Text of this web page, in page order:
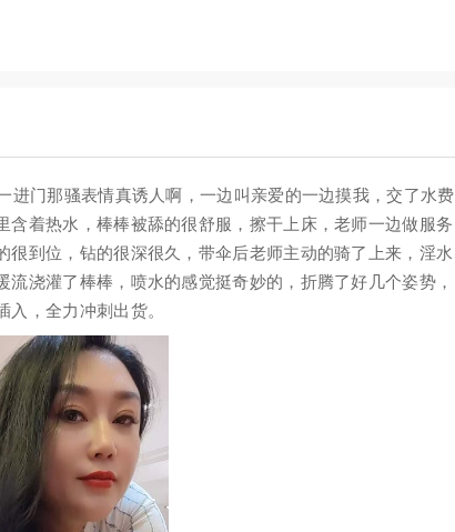
门那骚表情真诱人啊，一边叫亲爱的一边摸我，交了水费
着热水，棒棒被舔的很舒服，擦干上床，老师一边做服务
到位，钻的很深很久，带伞后老师主动的骑了上来，淫水
浇灌了棒棒，喷水的感觉挺奇妙的，折腾了好几个姿势，
，全力冲刺出货。